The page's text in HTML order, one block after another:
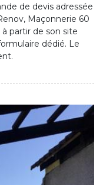
de devis adressée
Maçonnerie 60
partir de son site
dédié. Le